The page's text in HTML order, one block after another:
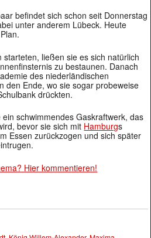
befindet sich schon seit Donnerstag
unter anderem Lübeck. Heute
ließen sie es sich natürlich
zu bestaunen. Danach
des niederländischen
den Ende, wo sie sogar probeweise
drückten.
schwimmendes Gaskraftwerk, das
bevor sie sich mit Hamburgs
Essen zurückzogen und sich später
Hier kommentieren!